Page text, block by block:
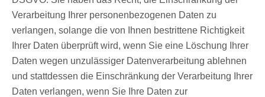
Verarbeitung Ihrer personenbezogenen Daten zu
verlangen, solange die von Ihnen bestrittene Richtigkeit
Ihrer Daten überprüft wird, wenn Sie eine Löschung Ihrer
Daten wegen unzulässiger Datenverarbeitung ablehnen
und stattdessen die Einschränkung der Verarbeitung Ihrer
Daten verlangen, wenn Sie Ihre Daten zur